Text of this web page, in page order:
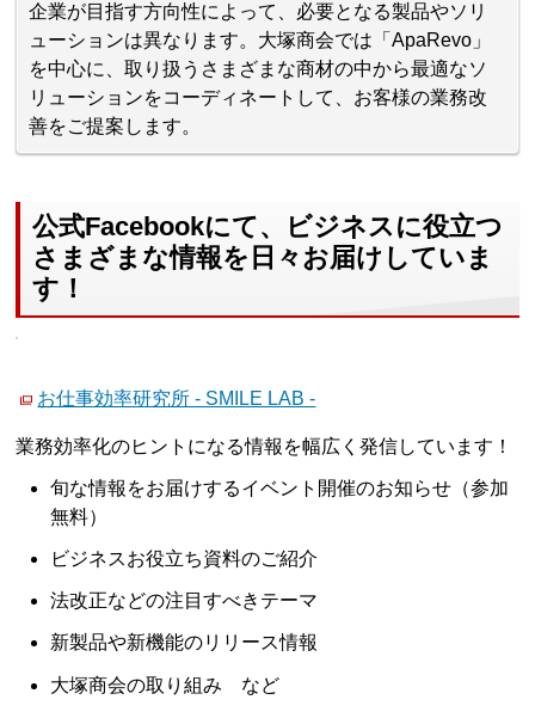
企業が目指す方向性によって、必要となる製品やソリ
ューションは異なります。大塚商会では「ApaRevo」
を中心に、取り扱うさまざまな商材の中から最適なソ
リューションをコーディネートして、お客様の業務改
善をご提案します。
公式Facebookにて、ビジネスに役立つ
さまざまな情報を日々お届けしていま
す！
お仕事効率研究所 - SMILE LAB -
業務効率化のヒントになる情報を幅広く発信しています！
旬な情報をお届けするイベント開催のお知らせ（参加
無料）
ビジネスお役立ち資料のご紹介
法改正などの注目すべきテーマ
新製品や新機能のリリース情報
大塚商会の取り組み など